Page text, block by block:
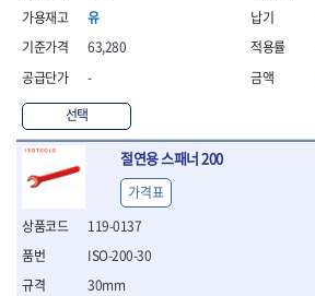
연마용품
- 조줄
- 조줄세트
- 판금줄홀더
공구함.공구집
- 탑체스터
- 플라스틱이동공구함
- 공구통
유
63,280
-
선택
절연용 스패너 200
119-0137
ISO-200-30
30mm
가격표